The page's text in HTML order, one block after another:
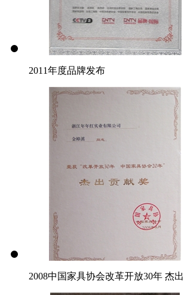
2011年度品牌发布
2008中国家具协会改革开放30年 杰